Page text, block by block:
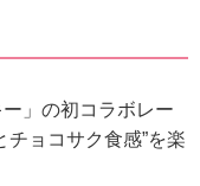
」の初コラボレー
チョコサク食感”を楽